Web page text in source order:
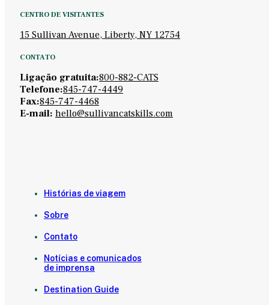
CENTRO DE VISITANTES
15 Sullivan Avenue, Liberty, NY 12754
CONTATO
Ligação gratuita:800-882-CATS
Telefone:845-747-4449
Fax:845-747-4468
E-mail: hello@sullivancatskills.com
Histórias de viagem
Sobre
Contato
Notícias e comunicados
de imprensa
Destination Guide